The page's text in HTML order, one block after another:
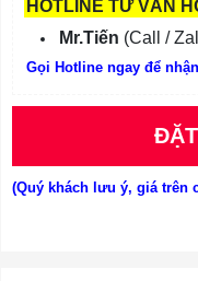
HOTLINE TƯ VẤN
Mr.Tiến (Call /
Gọi Hotline ngay để
(Quý khách lưu ý, giá trên